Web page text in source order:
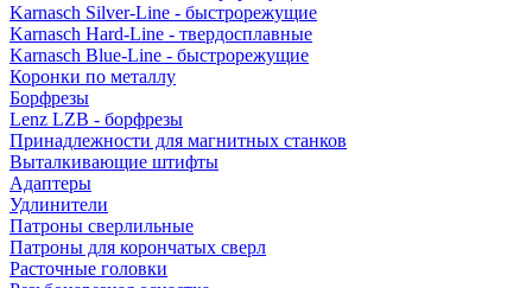
Karnasch Silver-Line - быстрорежущие
Karnasch Hard-Line - твердосплавные
Karnasch Blue-Line - быстрорежущие
Коронки по металлу
Борфрезы
Lenz LZB - борфрезы
Принадлежности для магнитных станков
Выталкивающие штифты
Адаптеры
Удлинители
Патроны сверлильные
Патроны для корончатых сверл
Расточные головки